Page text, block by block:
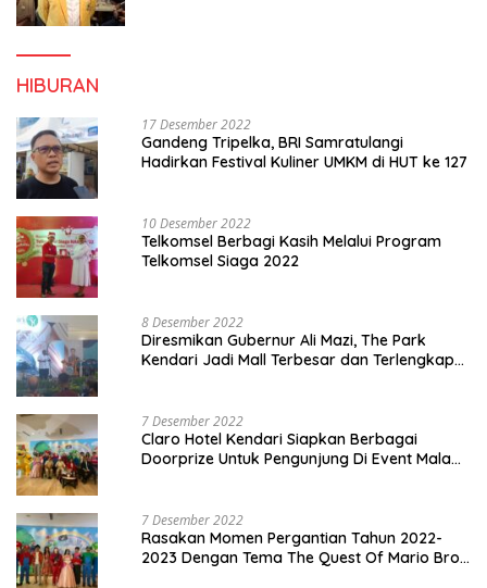
HIBURAN
17 Desember 2022
Gandeng Tripelka, BRI Samratulangi
Hadirkan Festival Kuliner UMKM di HUT ke 127
10 Desember 2022
Telkomsel Berbagi Kasih Melalui Program
Telkomsel Siaga 2022
8 Desember 2022
Diresmikan Gubernur Ali Mazi, The Park
Kendari Jadi Mall Terbesar dan Terlengkap
7 Desember 2022
Claro Hotel Kendari Siapkan Berbagai
Doorprize Untuk Pengunjung Di Event Malam
7 Desember 2022
Rasakan Momen Pergantian Tahun 2022-
2023 Dengan Tema The Quest Of Mario Bros